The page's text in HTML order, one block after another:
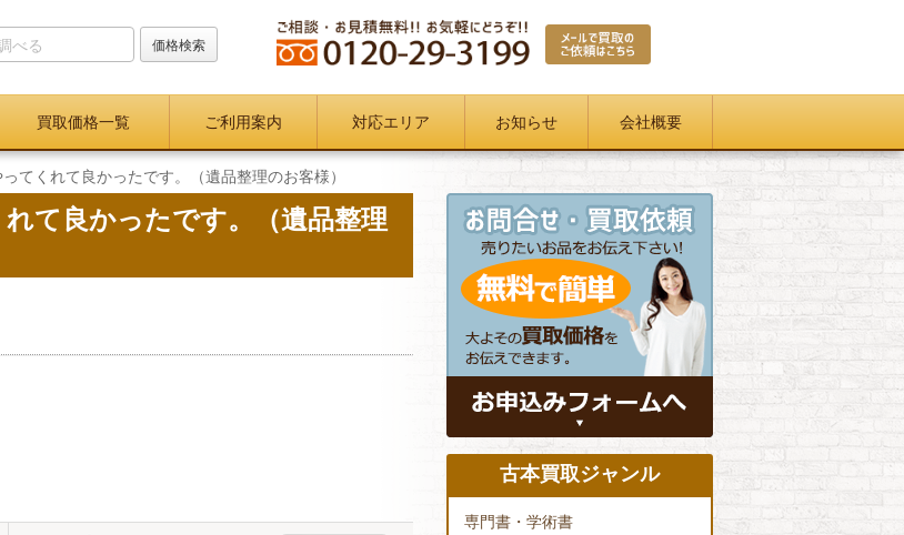
買取価格一覧 ご利用案内 対応エリア お知らせ 会社概要
てくれて良かったです。（遺品整理のお客様）
て良かったです。（遺品整理
古本買取ジャンル
専門書・学術書